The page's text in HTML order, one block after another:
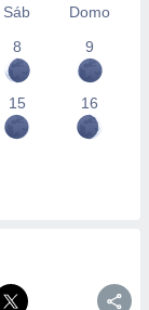
Sáb
Domo
8 9
15 16